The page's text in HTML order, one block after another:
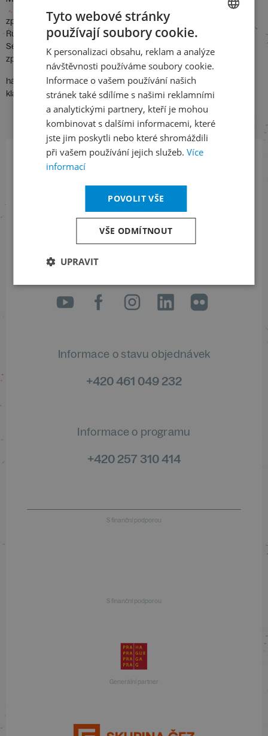
zpěv : Valentina Maximova /SSSR/
Ruské lidové písně : Včera – Ach, hochu
Serjoža-traktorista – S jménem Stalina
zpěv : Sestry Fjodorovy /SSSR/
harmonika : Vladimír Jakovlev /SSSR/
klavírní doprovod : Věra Vladimírova, , Michail Karpov /SSSR/
Přihlaste se k našemu newsletteru
a buďte jako první v obraze
ODEBÍRAT NEWSLETTER
LinkedIn
flickr
Informace o stavu objednávek
+420 461 049 232
Informace o programu
+420 257 310 414
S finanční podporou
S finanční podporou
Generální partner
ENGLISH
Tyto webové stránky
používají soubory cookie.
K personalizaci obsahu, reklam a analýze
návštěvnosti používáme soubory cookie.
Informace o vašem používání našich
stránek také sdílíme s našimi reklamními
a analytickými partnery, kteří je mohou
kombinovat s dalšími informacemi, které
jste jim poskytli nebo které shromáždili
při vašem používání jejich služeb. Více
informací
POVOLIT VŠE
VŠE ODMÍTNOUT
UPRAVIT